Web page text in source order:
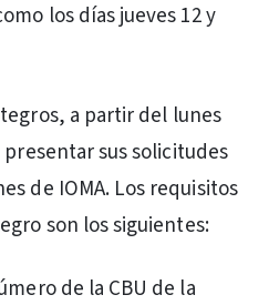
los días jueves 12 y
a partir del lunes
sus solicitudes
de IOMA. Los requisitos
son los siguientes:
de la CBU de la